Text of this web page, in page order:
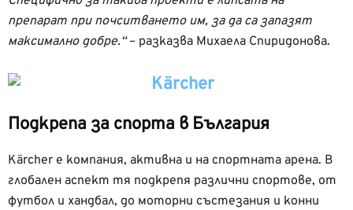
препарат при почситването им, за да са запазят
максимално добре.“– разказва Михаела Спиридонова.
Подкрепа за спорта в България
Kärcher е компания, активна и на спортната арена. В
глобален аспект тя подкрепя различни спортове, от
футбол и хандбал, до моторни състезания и конни